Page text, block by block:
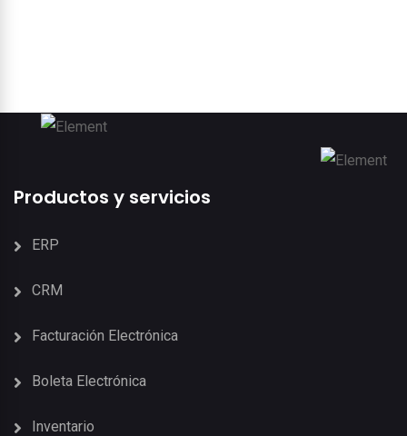
Productos y servicios
ERP
CRM
Facturación Electrónica
Boleta Electrónica
Inventario